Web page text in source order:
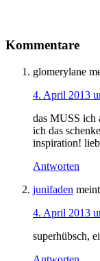
Kommentare
glomerylane
4. April 2013
das MUSS ich
ich das
inspiration!
Antworten
junifaden meint
4. April 2013
superhübsch,